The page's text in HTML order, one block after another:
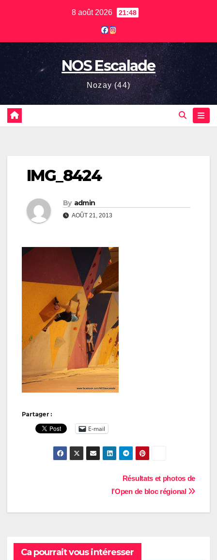
8 août 2026 21:48
NOS Escalade
Nozay (44)
IMG_8424
By admin
AOÛT 21, 2013
Partager :
E-mail
Résultats et photos de
l’Open de bloc régional
Ca pourrait vous intéresser